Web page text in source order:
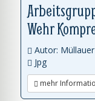
Wehr
Autor:
Jpg
mehr